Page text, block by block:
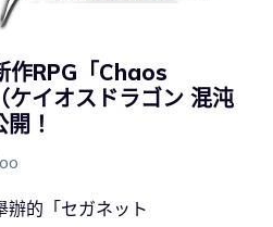
作RPG「Chaos
イオスドラゴン 混沌
！
的「セガネット